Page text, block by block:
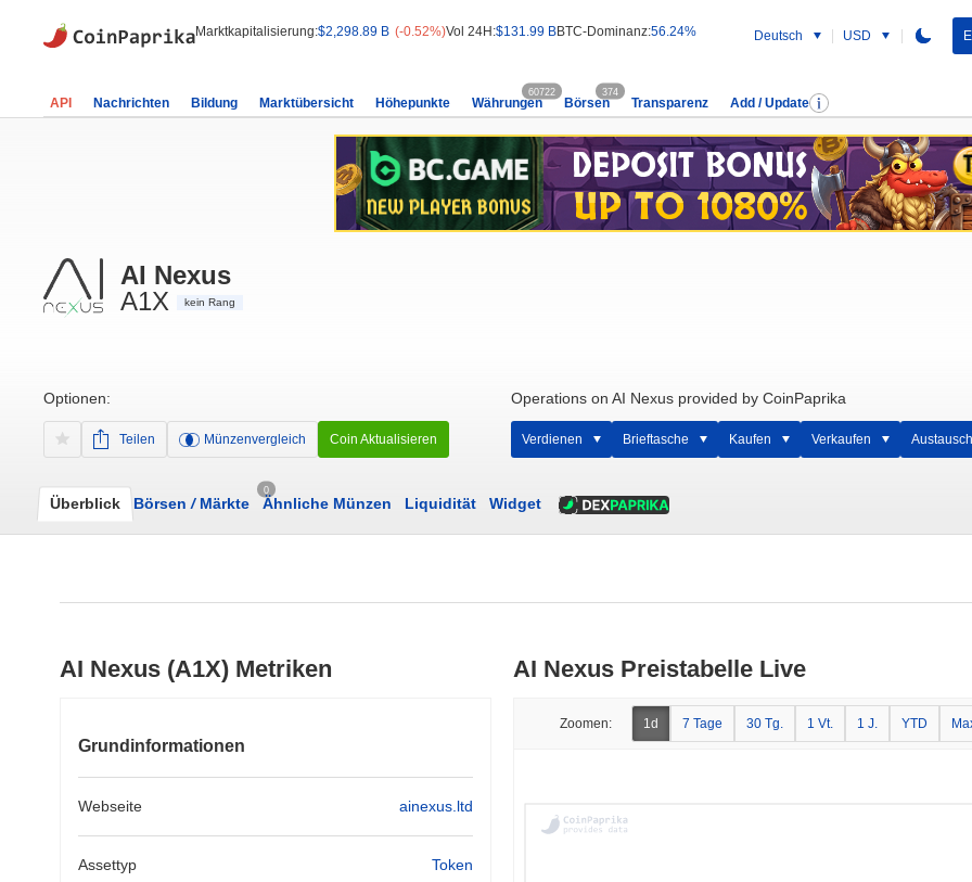
Marktkapitalisierung:$2,298.89 B (-0.52%)Vol 24H:$131.99 BBTC-Dominanz:56.24% Deutsch USD
API Nachrichten Bildung Marktübersicht Höhepunkte Währungen
60722
Börsen
374
Transparenz Add / Update
AI Nexus
A1X
kein Rang
Optionen:
Teilen Münzenvergleich Coin Aktualisieren
Operations on AI Nexus provided by CoinPaprika
Verdienen Brieftasche Kaufen Verkaufen Austausch
Überblick Börsen /Märkte
0
Ähnliche Münzen Liquidität Widget
AI Nexus (A1X) Metriken
Grundinformationen
Webseite ainexus.ltd
Assettyp Token
AI Nexus Preistabelle Live
Zoomen: 1d 7 Tage 30 Tg. 1 Vt. 1 J. YTD